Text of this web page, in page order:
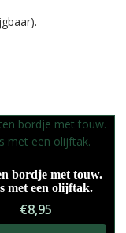
bordje met touw.
met een olijftak.
€8,95